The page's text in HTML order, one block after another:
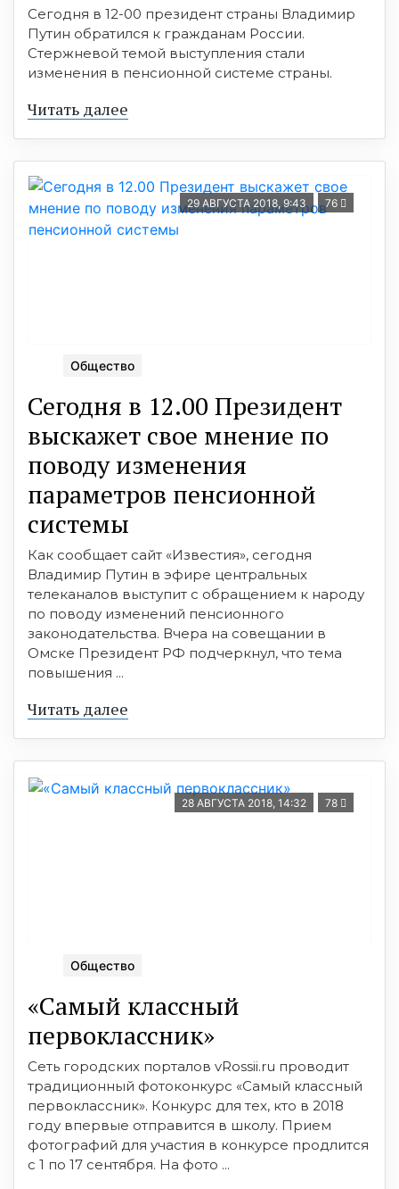
Сегодня в 12-00 президент страны Владимир
Путин обратился к гражданам России.
Стержневой темой выступления стали
изменения в пенсионной системе страны.
Читать далее
29 АВГУСТА 2018, 9:43 76
Общество
Сегодня в 12.00 Президент
выскажет свое мнение по
поводу изменения
параметров пенсионной
системы
Как сообщает сайт «Известия», сегодня
Владимир Путин в эфире центральных
телеканалов выступит с обращением к народу
по поводу изменений пенсионного
законодательства. Вчера на совещании в
Омске Президент РФ подчеркнул, что тема
повышения ...
Читать далее
28 АВГУСТА 2018, 14:32 78
Общество
«Самый классный
первоклассник»
Сеть городских порталов vRossii.ru проводит
традиционный фотоконкурс «Самый классный
первоклассник». Конкурс для тех, кто в 2018
году впервые отправится в школу. Прием
фотографий для участия в конкурсе продлится
с 1 по 17 сентября. На фото ...